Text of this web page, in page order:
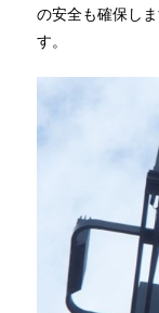
の安全も確保し
す。